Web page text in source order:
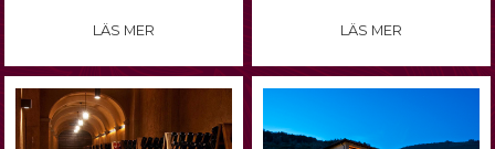
LÄS MER LÄS MER